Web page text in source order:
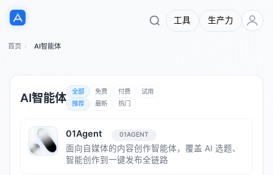
工具 生产力
首页 AI智能体
AI智能体 全部 免费 付费
试用
推荐
最新 热门
01Agent 01AGENT
面向自媒体的内容创作智能体，覆盖 AI 选题、
智能创作到一键发布全链路